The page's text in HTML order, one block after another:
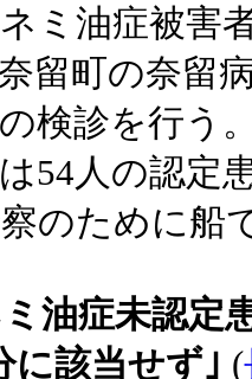
ミ油症被害
留町の奈留
検診を行う
54人の認定
のために船
油症未認定
に該当せず｣ (